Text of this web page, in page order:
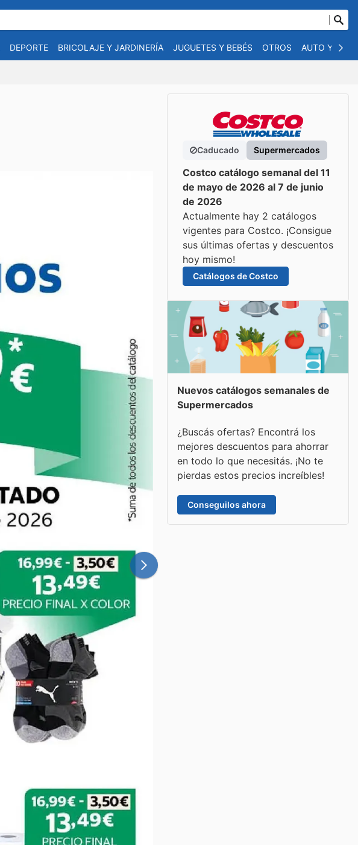
DEPORTE BRICOLAJE Y JARDINERÍA JUGUETES Y BEBÉS OTROS AUTO Y
Caducado Supermercados
Costco catálogo semanal del 11
de mayo de 2026 al 7 de junio
de 2026
Actualmente hay 2 catálogos
vigentes para Costco. ¡Consigue
sus últimas ofertas y descuentos
hoy mismo!
Catálogos de Costco
Nuevos catálogos semanales de
Supermercados
¿Buscás ofertas? Encontrá los
mejores descuentos para ahorrar
en todo lo que necesitás. ¡No te
pierdas estos precios increíbles!
Conseguilos ahora